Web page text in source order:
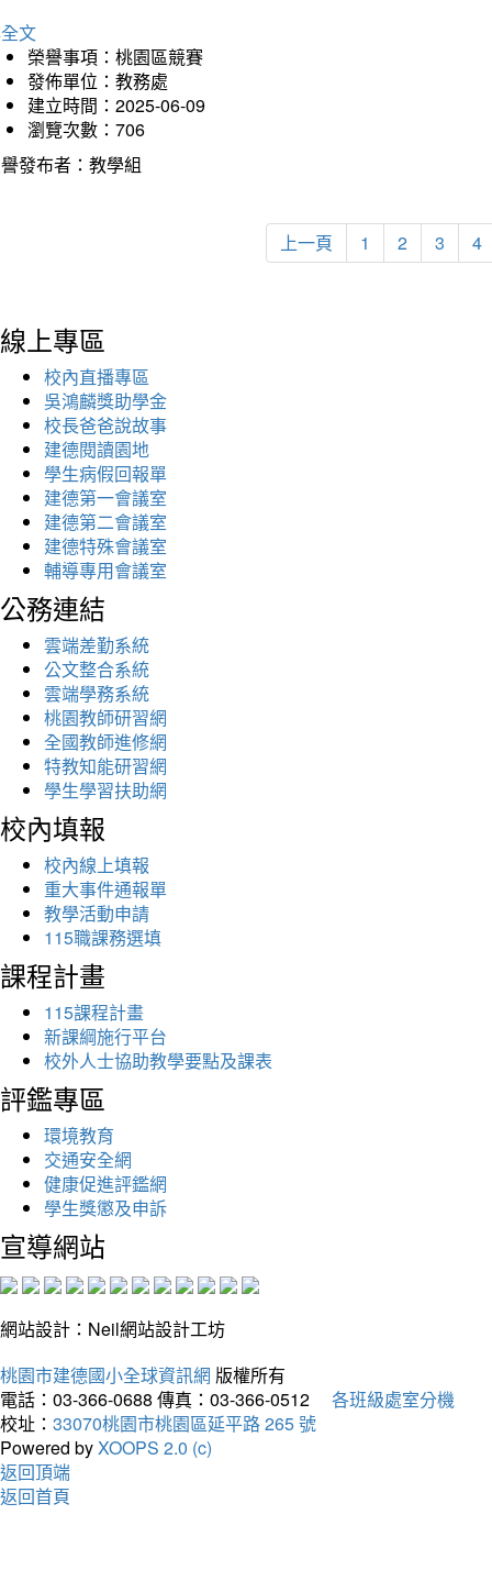
文
榮譽事項：桃園區競賽
發佈單位：教務處
建立時間：2025-06-09
瀏覽次數：706
發布者：教學組
上一頁 1 2 3 4
線上專區
校內直播專區
吳鴻麟獎助學金
校長爸爸說故事
建德閱讀園地
學生病假回報單
建德第一會議室
建德第二會議室
建德特殊會議室
輔導專用會議室
公務連結
雲端差勤系統
公文整合系統
雲端學務系統
桃園教師研習網
全國教師進修網
特教知能研習網
學生學習扶助網
校內填報
校內線上填報
重大事件通報單
教學活動申請
115職課務選填
課程計畫
115課程計畫
新課綱施行平台
校外人士協助教學要點及課表
評鑑專區
環境教育
交通安全網
健康促進評鑑網
學生獎懲及申訴
宣導網站
網站設計：Neil網站設計工坊
桃園市建德國小全球資訊網 版權所有
電話：03-366-0688 傳真：03-366-0512
各班級處室分機
校址： 33070桃園市桃園區延平路 265 號
Powered byXOOPS 2.0 (c)
返回頂端
返回首頁